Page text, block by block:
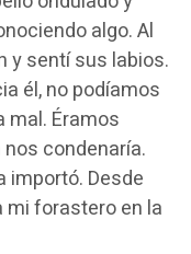
algo. Al
y sentí sus labios.
él, no podíamos
mal. Éramos
condenaría.
importó. Desde
mi forastero en la